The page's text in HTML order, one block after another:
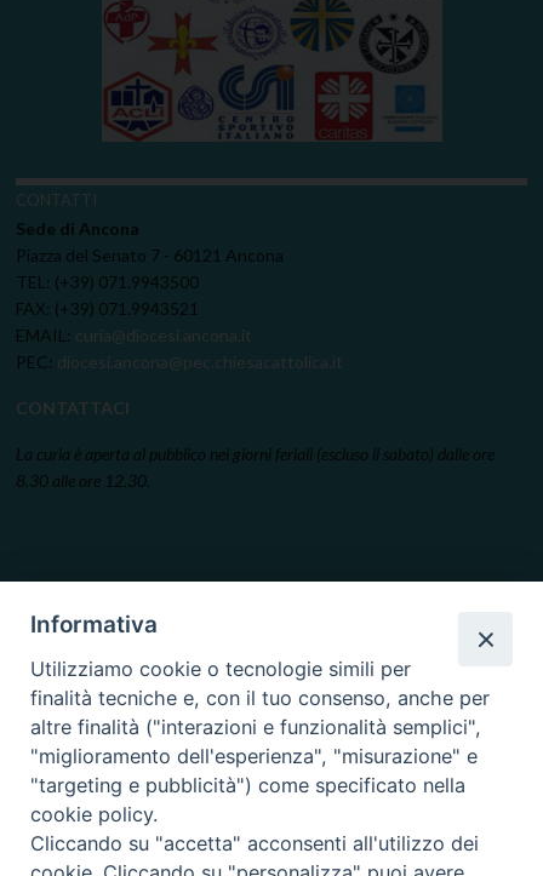
CONTATTI
Sede di Ancona
Piazza del Senato 7 - 60121 Ancona
TEL: (+39) 071.9943500
FAX: (+39) 071.9943521
EMAIL: curia@diocesi.ancona.it
PEC: diocesi.ancona@pec.chiesacattolica.it
CONTATTACI
La curia è aperta al pubblico nei giorni feriali (escluso il sabato) dalle ore
8.30 alle ore 12.30.
Informativa
Utilizziamo cookie o tecnologie simili per
finalità tecniche e, con il tuo consenso, anche per
altre finalità ("interazioni e funzionalità semplici",
"miglioramento dell'esperienza", "misurazione" e
"targeting e pubblicità") come specificato nella
cookie policy.
Cliccando su "accetta" acconsenti all'utilizzo dei